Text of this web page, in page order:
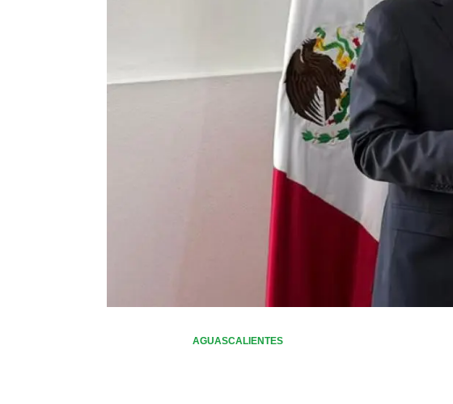
AGUASCALIENTES